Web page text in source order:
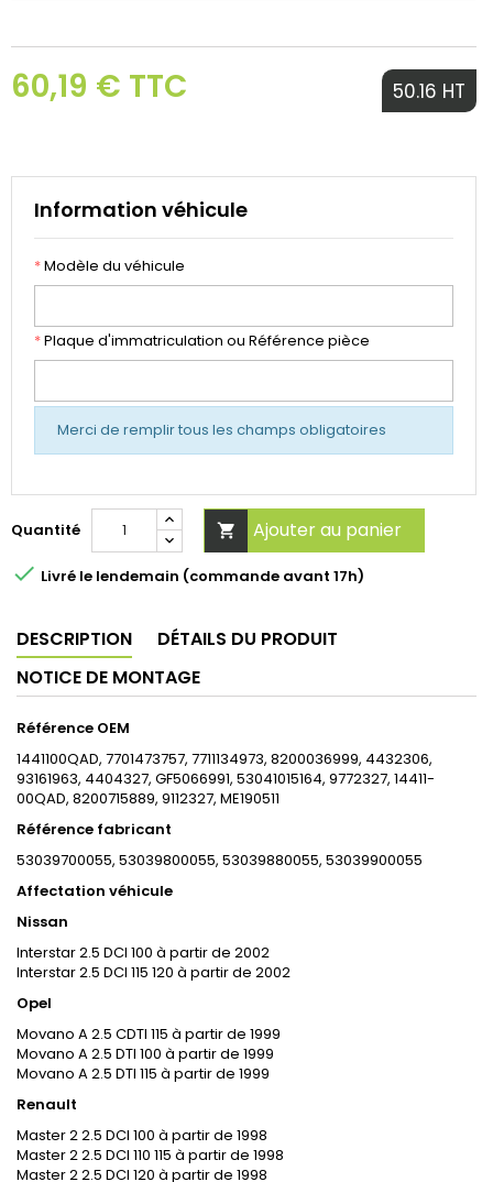
60,19 € TTC 50.16 HT
Information véhicule
*Modèle du véhicule
*Plaque d'immatriculation ou Référence pièce
Merci de remplir tous les champs obligatoires
Quantité  Ajouter au panier
 Livré le lendemain (commande avant 17h)
DESCRIPTION
DÉTAILS DU PRODUIT
NOTICE DE MONTAGE
Référence OEM
1441100QAD, 7701473757, 7711134973, 8200036999, 4432306,
93161963, 4404327, GF5066991, 53041015164, 9772327, 14411-
00QAD, 8200715889, 9112327, ME190511
Référence fabricant
53039700055, 53039800055, 53039880055, 53039900055
Affectation véhicule
Nissan
Interstar 2.5 DCI 100 à partir de 2002
Interstar 2.5 DCI 115 120 à partir de 2002
Opel
Movano A 2.5 CDTI 115 à partir de 1999
Movano A 2.5 DTI 100 à partir de 1999
Movano A 2.5 DTI 115 à partir de 1999
Renault
Master 2 2.5 DCI 100 à partir de 1998
Master 2 2.5 DCI 110 115 à partir de 1998
Master 2 2.5 DCI 120 à partir de 1998